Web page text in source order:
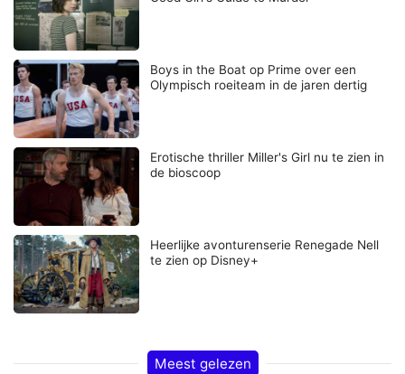
Boys in the Boat op Prime over een
Olympisch roeiteam in de jaren dertig
Erotische thriller Miller's Girl nu te zien in
de bioscoop
Heerlijke avonturenserie Renegade Nell
te zien op Disney+
Meest gelezen